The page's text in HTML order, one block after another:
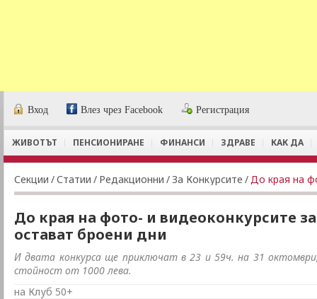
Вход Влез чрез Facebook Регистрация
ЖИВОТЪТ ПЕНСИОНИРАНЕ ФИНАНСИ ЗДРАВЕ КАК ДА
Секции /Статии / Редакционни / За Конкурсите /
До края на фото- и видеоконкурсите
остават броени дни
И двата конкурса ще приключат в 23 и 59ч. на 31
стойност от 1000 лева.
на Клуб 50+